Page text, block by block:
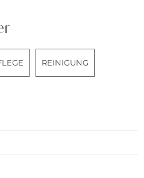
REINIGUNG